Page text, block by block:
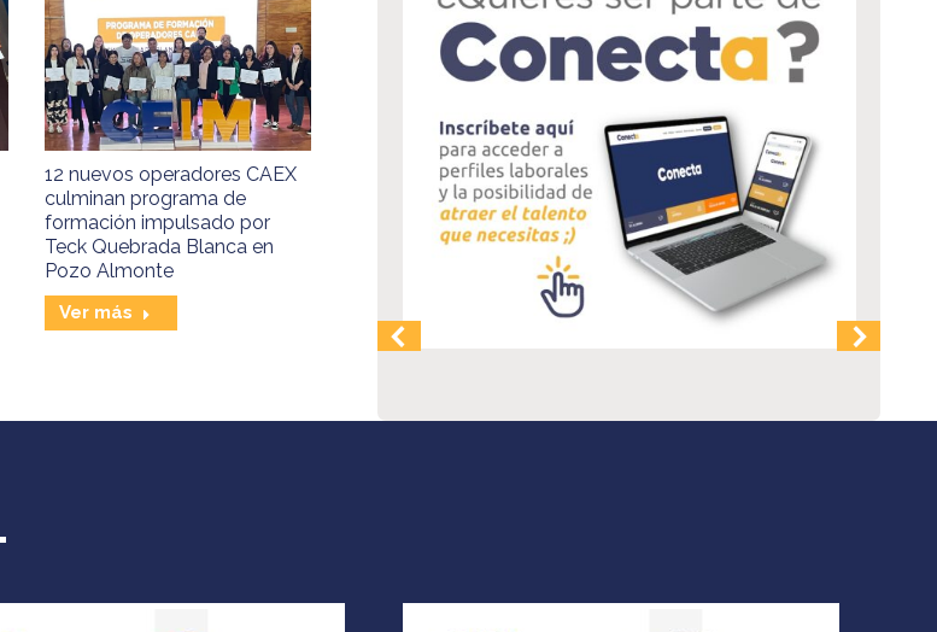
12 nuevos operadores CAEX
culminan programa de
formación impulsado por
Teck Quebrada Blanca en
Pozo Almonte
Ver más